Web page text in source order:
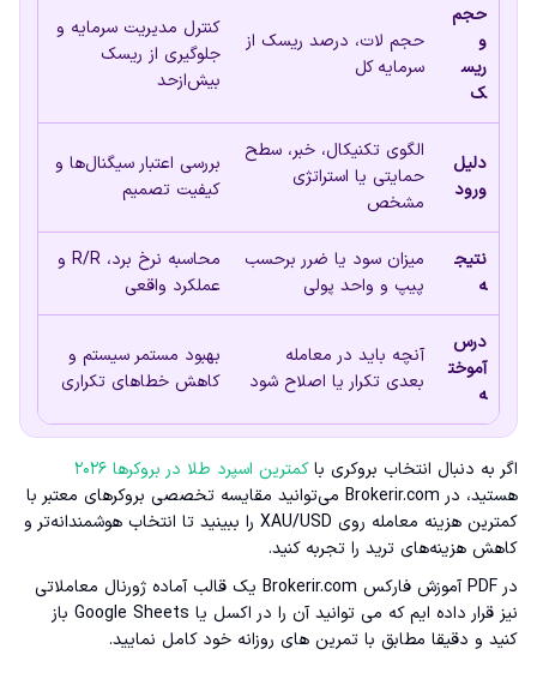
حجم
و
ریس
ک
حجم لات، درصد ریسک از
سرمایه کل
کنترل مدیریت سرمایه و
جلوگیری از ریسک
بیش‌ازحد
دلیل
ورود
الگوی تکنیکال، خبر، سطح
حمایتی یا استراتژی
مشخص
بررسی اعتبار سیگنال‌ها و
کیفیت تصمیم
نتیج
ه
میزان سود یا ضرر برحسب
پیپ و واحد پولی
محاسبه نرخ برد، R/R و
عملکرد واقعی
درس
آموخت
ه
آنچه باید در معامله
بعدی تکرار یا اصلاح شود
بهبود مستمر سیستم و
کاهش خطاهای تکراری
اگر به دنبال انتخاب بروکری باکمترین اسپرد طلا در بروکرها ۲۰۲۶
هستید، در Brokerir.com می‌توانید مقایسه تخصصی بروکرهای معتبر با
کمترین هزینه معامله روی XAU/USD را ببینید تا انتخاب هوشمندانه‌تر و
کاهش هزینه‌های ترید را تجربه کنید.
در PDF آموزش فارکس Brokerir.com یک قالب آماده ژورنال معاملاتی
نیز قرار داده ایم که می توانید آن را در اکسل یا Google Sheets باز
کنید و دقیقا مطابق با تمرین های روزانه خود کامل نمایید.